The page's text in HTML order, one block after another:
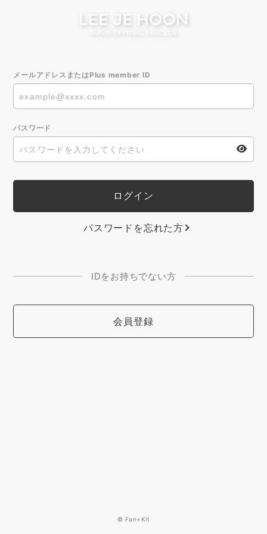
メールアドレスまたはPlus member ID
パスワード
パスワードを忘れた方
IDをお持ちでない方
会員登録
© Fan+Kit